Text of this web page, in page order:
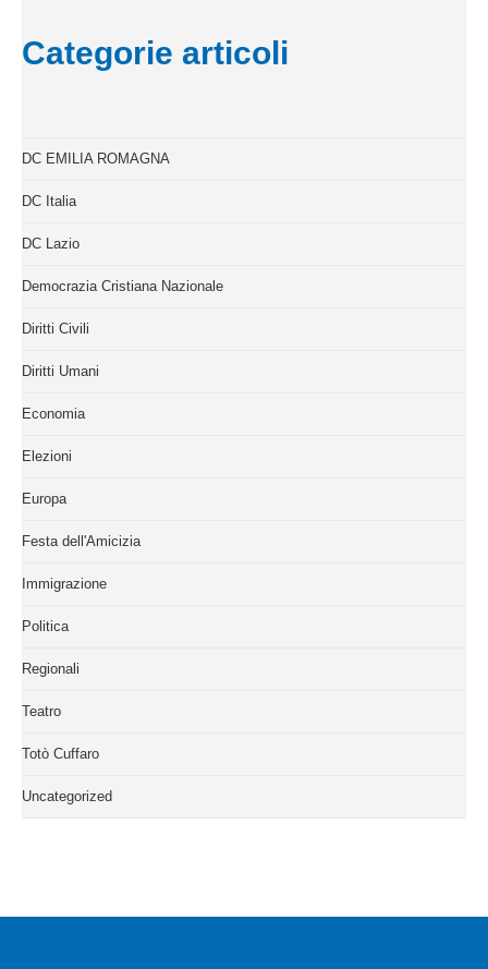
Categorie articoli
DC EMILIA ROMAGNA
DC Italia
DC Lazio
Democrazia Cristiana Nazionale
Diritti Civili
Diritti Umani
Economia
Elezioni
Europa
Festa dell'Amicizia
Immigrazione
Politica
Regionali
Teatro
Totò Cuffaro
Uncategorized